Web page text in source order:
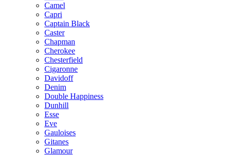
Camel
Capri
Captain Black
Caster
Chapman
Cherokee
Chesterfield
Cigaronne
Davidoff
Denim
Double Happiness
Dunhill
Esse
Eve
Gauloises
Gitanes
Glamour